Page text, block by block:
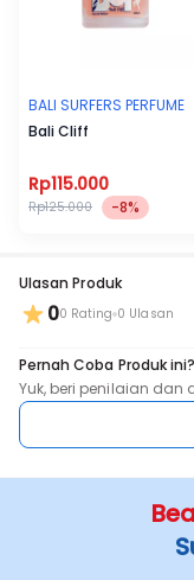
BALI SURFERS PERFUME
Bali Cliff
Rp115.000
Rp125.000 -8%
Ulasan Produk
00 Rating 0 Ulasan
Pernah Coba Produk ini?
Yuk, beri penilaian